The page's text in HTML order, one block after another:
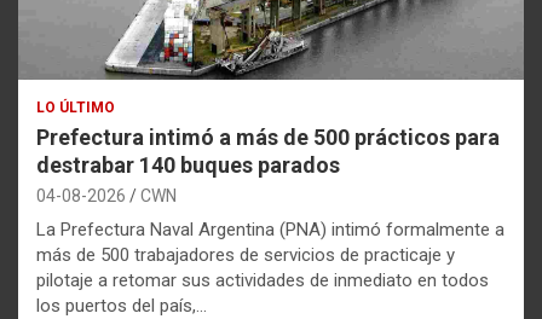
LO ÚLTIMO
Prefectura intimó a más de 500 prácticos para
destrabar 140 buques parados
04-08-2026 CWN
La Prefectura Naval Argentina (PNA) intimó formalmente a
más de 500 trabajadores de servicios de practicaje y
pilotaje a retomar sus actividades de inmediato en todos
los puertos del país,…